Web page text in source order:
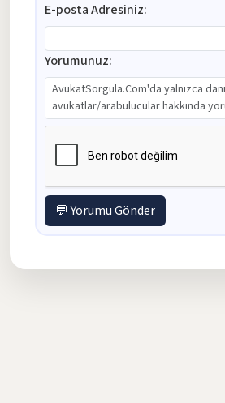
E-posta Adresiniz:
Yorumunuz:
💬 Yorumu Gönder